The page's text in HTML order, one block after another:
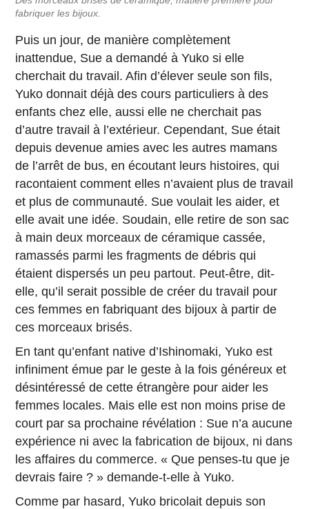
fabriquer les bijoux.
Puis un jour, de manière complètement
inattendue, Sue a demandé à Yuko si elle
cherchait du travail. Afin d’élever seule son fils,
Yuko donnait déjà des cours particuliers à des
enfants chez elle, aussi elle ne cherchait pas
d’autre travail à l’extérieur. Cependant, Sue était
depuis devenue amies avec les autres mamans
de l’arrêt de bus, en écoutant leurs histoires, qui
racontaient comment elles n’avaient plus de travail
et plus de communauté. Sue voulait les aider, et
elle avait une idée. Soudain, elle retire de son sac
à main deux morceaux de céramique cassée,
ramassés parmi les fragments de débris qui
étaient dispersés un peu partout. Peut-être, dit-
elle, qu’il serait possible de créer du travail pour
ces femmes en fabriquant des bijoux à partir de
ces morceaux brisés.
En tant qu’enfant native d’Ishinomaki, Yuko est
infiniment émue par le geste à la fois généreux et
désintéressé de cette étrangère pour aider les
femmes locales. Mais elle est non moins prise de
court par sa prochaine révélation : Sue n’a aucune
expérience ni avec la fabrication de bijoux, ni dans
les affaires du commerce. « Que penses-tu que je
devrais faire ? » demande-t-elle à Yuko.
Comme par hasard, Yuko bricolait depuis son